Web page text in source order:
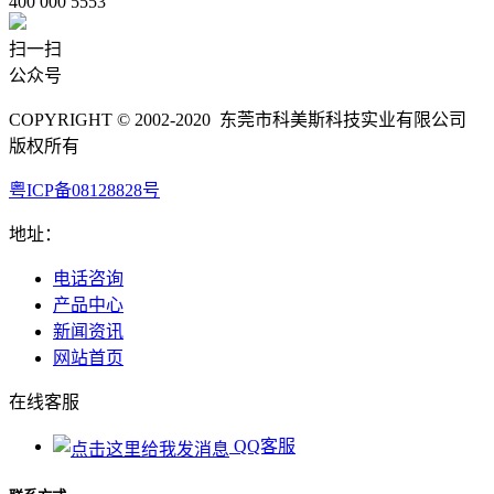
扫一扫
公众号
COPYRIGHT © 2002-2020 东莞市科美斯科技实业有限公司
版权所有
粤ICP备08128828号
地址：
电话咨询
产品中心
新闻资讯
网站首页
在线客服
QQ客服